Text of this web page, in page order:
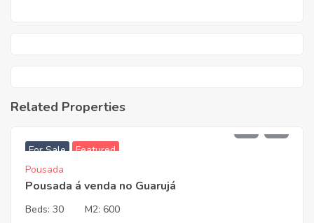
Related Properties
For Sale Featured
Pousada
Pousada á venda no Guarujá
Beds: 30 M2: 600